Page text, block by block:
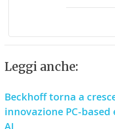
Leggi anche:
Beckhoff torna a
innovazione PC-